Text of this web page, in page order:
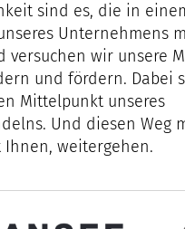
sind es, die in
Unternehmens
versuchen wir unsere
und fördern. Dabei
Mittelpunkt unseres
Und diesen Weg
weitergehen.